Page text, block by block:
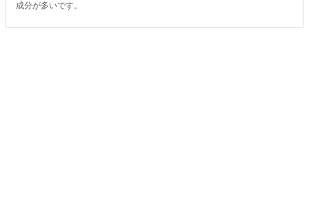
成分が多いです。